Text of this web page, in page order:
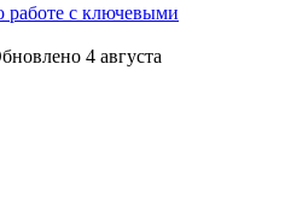
работе с ключевыми
4 августа